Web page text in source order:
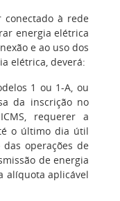
conectado à rede
energia elétrica
e ao uso dos
elétrica, deverá:
1 ou 1-A, ou
da inscrição no
requerer a
o último dia útil
operações de
de energia
alíquota aplicável